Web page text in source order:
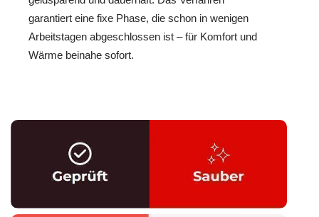
garantiert eine fixe Phase, die schon in wenigen
Arbeitstagen abgeschlossen ist – für Komfort und
Wärme beinahe sofort.